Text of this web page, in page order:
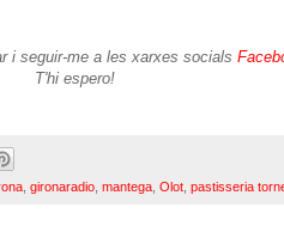
i seguir-me a les xarxes socials
T'hi espero!
, gironaradio, mantega, Olot, pastisseria